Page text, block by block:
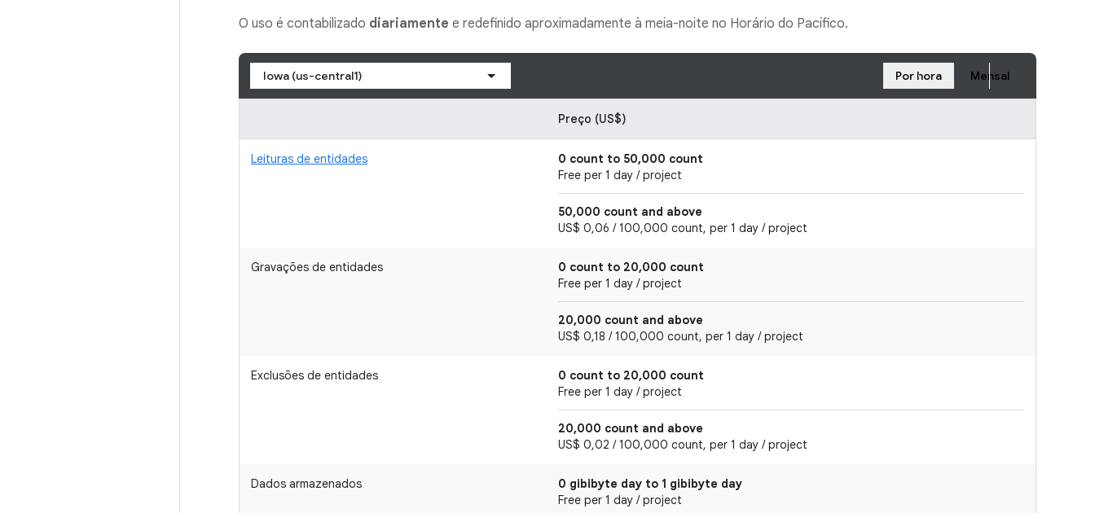
O uso é contabilizado diariamente e redefinido aproximadamente à meia-noite no Horário do Pacífico.
Iowa (us-central1) Por hora Mensal
Preço (US$)
Leituras de entidades
0 count to 50,000 count
Free per 1 day / project
50,000 count and above
US$ 0,06 / 100,000 count, per 1 day / project
Gravações de entidades
0 count to 20,000 count
Free per 1 day / project
20,000 count and above
US$ 0,18 / 100,000 count, per 1 day / project
Exclusões de entidades
0 count to 20,000 count
Free per 1 day / project
20,000 count and above
US$ 0,02 / 100,000 count, per 1 day / project
Dados armazenados
0 gibibyte day to 1 gibibyte day
Free per 1 day / project